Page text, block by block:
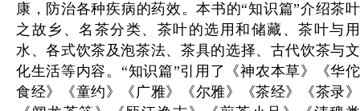
康，防治各种疾病的药效。本书的“知识篇”介绍茶叶
之故乡、名茶分类、茶叶的选用和储藏、茶叶与用
水、各式饮茶及泡茶法、茶具的选择、古代饮茶与文
化生活等内容。“知识篇”引用了《神农本草》《华佗
食经》《童约》《广雅》《尔雅》《茶经》《茶录》